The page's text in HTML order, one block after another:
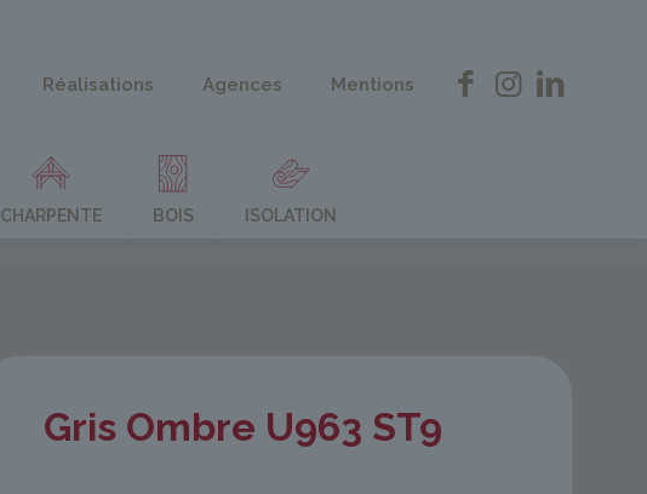
Réalisations Agences Mentions
CHARPENTE BOIS ISOLATION
Gris Ombre U963 ST9